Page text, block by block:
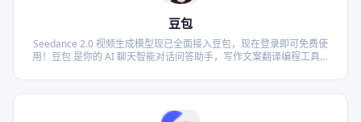
豆包
Seedance 2.0 视频生成模型现已全面接入豆包，现在登录即可免费使
用！豆包 是你的 AI 聊天智能对话问答助手，写作文案翻译编程工具。
趣的话题